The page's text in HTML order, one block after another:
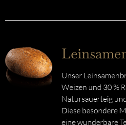
Unser
Weizen und 30 %
Natursauerteig
Diese besondere
eine wunderbare